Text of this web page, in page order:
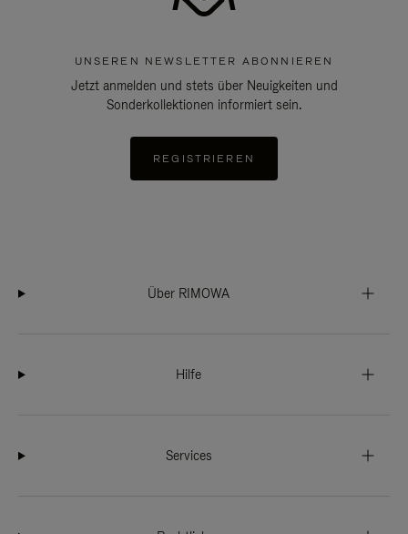
UNSEREN NEWSLETTER ABONNIEREN
Jetzt anmelden und stets über Neuigkeiten und
Sonderkollektionen informiert sein.
REGISTRIEREN
Über RIMOWA
Hilfe
Services